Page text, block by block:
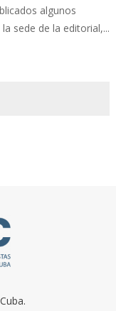
algunos
sede de la editorial,...